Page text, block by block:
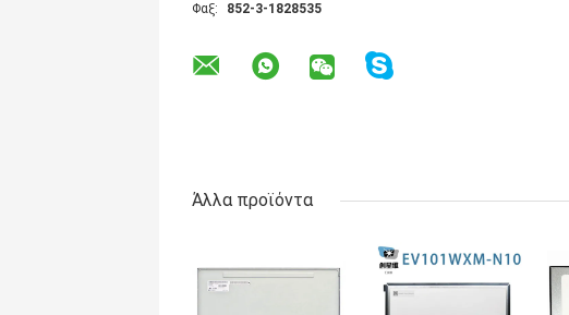
Φαξ:
852-3-1828535
Άλλα προϊόντα